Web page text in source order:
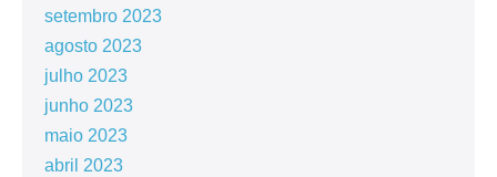
setembro 2023
agosto 2023
julho 2023
junho 2023
maio 2023
abril 2023